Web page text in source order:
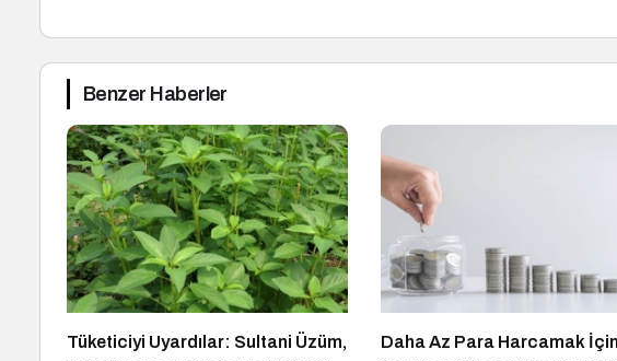
Benzer Haberler
Tüketiciyi Uyardılar: Sultani Üzüm,
Daha Az Para Harcamak İçin